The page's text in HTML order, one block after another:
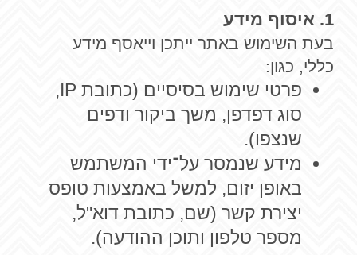
1. איסוף מידע
בעת השימוש באתר ייתכן וייאסף מידע
כללי, כגון:
פרטי שימוש בסיסיים (כתובת IP,
סוג דפדפן, משך ביקור ודפים
שנצפו).
מידע שנמסר על־ידי המשתמש
באופן יזום, למשל באמצעות טופס
יצירת קשר (שם, כתובת דוא"ל,
מספר טלפון ותוכן ההודעה).